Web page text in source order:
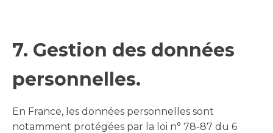
7. Gestion des données
personnelles.
En France, les données personnelles sont
notamment protégées par la loi n° 78-87 du 6